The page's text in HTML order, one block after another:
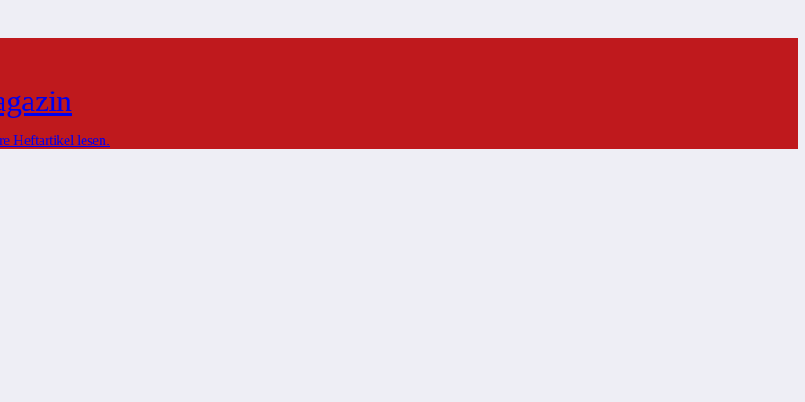
Heftartikel lesen.